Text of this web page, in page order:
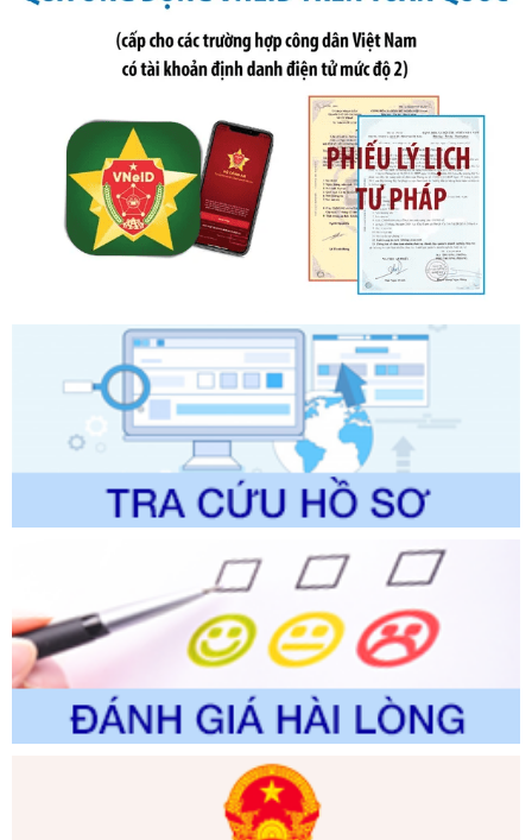
ngày 19 tháng 10 năm 2020 của Chính phủ quy định xử
phạt vi phạm hành chính về thuế, hóa đơn được sửa đổi, bổ
sung bởi Nghị định số 102/2021/NĐ-CP
Ngày ban hành: 20/07/2026
Số kí hiệu:2303/QĐ-UBND
Tên: Quyết định công bố Danh mục thủ tục hành chính mới
ban hành, được sửa đổi, bổ sung, bị bãi bỏ và phê duyệt
Quy trình nội bộ, quy trình điện tử giải quyết thủ tục hành
chính trong một số lĩnh vực thuộc phạm vi chức năng quản
Số kí hiệu:2304/QĐ-UBND
Tên: Quyết định công bố Danh mục thủ tục hành chính
được sửa đổi, bổ sung và phê duyệt Quy trình nội bộ, quy
trình điện tử giải quyết thủ tục hành chính trong lĩnh vực Du
lịch thuộc phạm vi chức năng quản lý của Sở Văn hóa, Thể
Ngày ban hành: 01/06/2026
Số kí hiệu:2310/QĐ-UBND
Tên: Về việc công bố Danh mục thủ tục hành chính sửa
đổi, bổ sung và phê duyệt Quy trình nội bộ, quy trình điện tử
trong giải quyết thủtục hành chính lĩnh vực biến đổi khí hậu
thuộc phạm vi giải quyết của Sở Nông nghiệp và Môi
trường
Ngày ban hành: 01/06/2026
Số kí hiệu:2300/QĐ-UBND
Tên: V/v công bố danh mục thủ tục hành chính được sửa
đổi, bổ sung và phê duyệt quy trình nội bộ, quy trình điện tử
giải quyết thủ tục hành chính trong lĩnh vực Luật sư thuộc
phạm vi chức năng quản lý của Sở Tư pháp
Ngày ban hành: 01/06/2026